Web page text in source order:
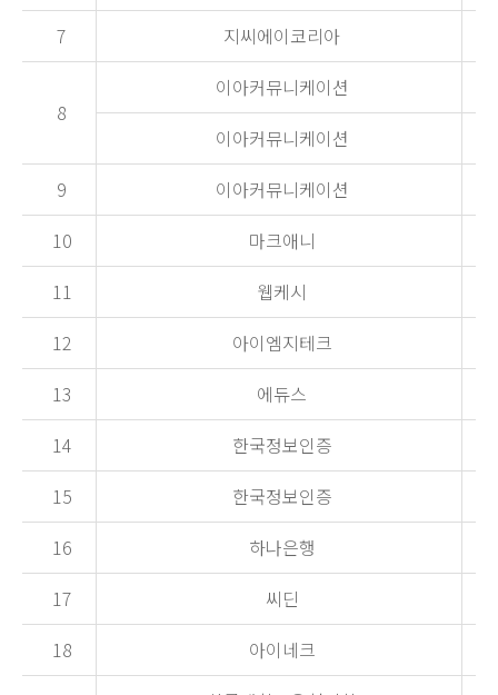
7
지씨에이코리아
8
이아커뮤니케이션
이아커뮤니케이션
9
이아커뮤니케이션
10
마크애니
11
웹케시
12
아이엠지테크
13
에듀스
14
한국정보인증
15
한국정보인증
16
하나은행
17
씨딘
18
아이네크